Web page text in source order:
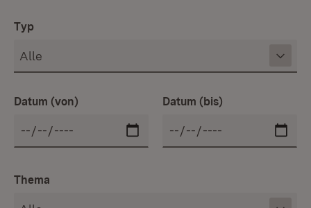
Typ
Datum (von) Datum (bis)
Thema